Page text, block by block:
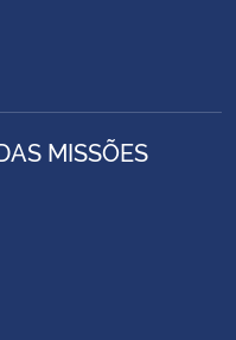
MISSÕES